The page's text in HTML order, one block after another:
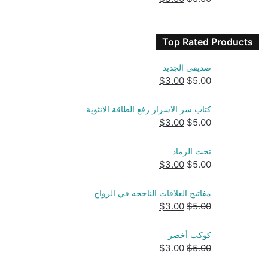
Top Rated Products
صديقي الجديد
$5.00
السعر
$5.00.
$3.00
$3.00.
كتاب سر الاسرار رفع الطاقة الانثوية
$5.00
السعر
$5.00.
$3.00
تحت الرماد
$5.00
السعر
$5.00.
$3.00
$3.00.
مفاتيح العلاقات الناجحه في الزواج
$5.00
السعر
$5.00.
$3.00
كوكب أخضر
$5.00
السعر$3.00